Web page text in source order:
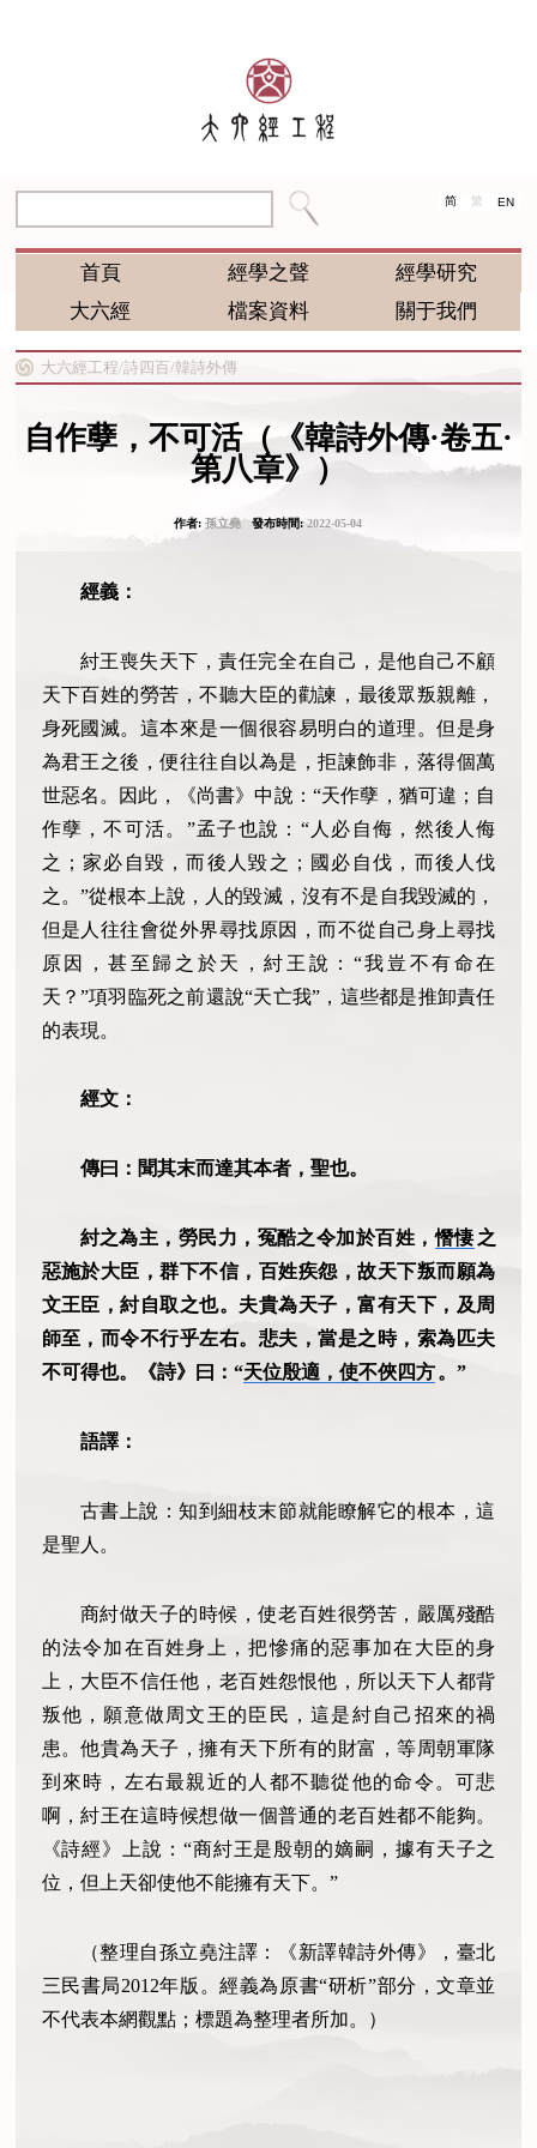
简 繁 EN
首頁 經學之聲
經學研究
大六經
檔案資料 關于我們
大六經工程/詩四百/韓詩外傳
自作孽，不可活（《韓詩外傳·卷五·
第八章》）
作者:孫立堯發布時間:2022-05-04
經義：
紂王喪失天下，責任完全在自己，是他自己不顧
天下百姓的勞苦，不聽大臣的勸諫， 最後眾叛親離，
身死國滅。這本來是一個很容易明白的道理。但是身
為君王之後，便往往自以為是，拒諫飾非，落得個萬
世惡名。因此，《尚書》中說：“天作孽，猶可違；自
作孽，不可活。”孟子也說：“人必自侮，然後人侮
之；家必自毀，而後人毀之；國必自伐，而後人伐
之。”從根本上說，人的毀滅，沒有不是自我毀滅的，
但是人往往會從外界尋找原因，而不從自己身上尋找
原因，甚至歸之於天，紂王說：“我豈不有命在
天？”項羽臨死之前還說“天亡我”，這些都是推卸責任
的表現。
經文：
傳曰：聞其末而達其本者，聖也。
紂之為主，勞民力，冤酷之令加於百姓，憯悽 之
惡施於大臣，群下不信，百姓疾怨，故天下叛而願為
文王臣，紂自取之也。夫貴為天子，富有天下，及周
師至，而令不行乎左右。悲夫，當是之時，索為匹夫
不可得也。《詩》曰：“天位殷適，使不俠四方 。”
語譯：
古書上說：知到細枝末節就能瞭解它的根本，這
是聖人。
商紂做天子的時候，使老百姓很勞苦，嚴厲殘酷
的法令加在百姓身上，把慘痛的惡事加在大臣的身
上，大臣不信任他，老百姓怨恨他，所以天下人都背
叛他，願意做周文王的臣民，這是紂自己招來的禍
患。他貴為天子，擁有天下所有的財富，等周朝軍隊
到來時，左右最親近的人都不聽從他的命令。可悲
啊，紂王在這時候想做一個普通的老百姓都不能夠。
《詩經》上說：“商紂王是殷朝的嫡嗣，據有天子之
位，但上天卻使他不能擁有天下。”
（整理自孫立堯注譯：《新譯韓詩外傳》，臺北
三民書局2012年版。經義為原書“研析”部分，文章並
不代表本網觀點；標題為整理者所加。）